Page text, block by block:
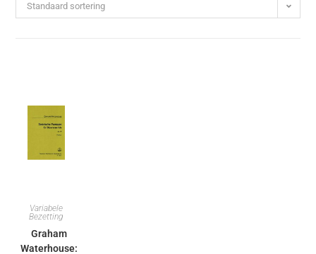
Standaard sortering
Variabele
Bezetting
Graham
Waterhouse: